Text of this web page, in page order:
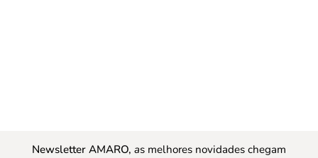
Newsletter AMARO, as melhores novidades chegam